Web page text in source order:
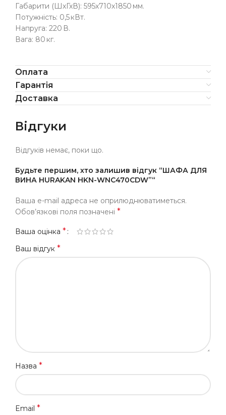
Габарити (ШхГхВ): 595х710х1850 мм.
Потужність: 0,5 кВт.
Напруга: 220 В.
Вага: 80 кг.
Оплата
Гарантія
Доставка
Відгуки
Відгуків немає, поки що.
Будьте першим, хто залишив відгук “ШАФА ДЛЯ
ВИНА HURAKAN HKN-WNC470CDW”“
Ваша e-mail адреса не оприлюднюватиметься.
Обов’язкові поля позначені *
Ваша оцінка *
Ваш відгук *
Назва *
Email *